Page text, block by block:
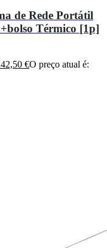
de Rede Portátil
Térmico [1p]
€O preço atual é: